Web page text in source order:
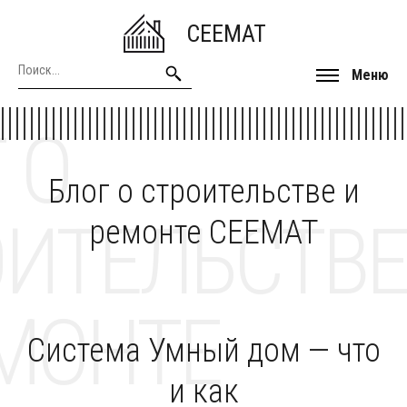
CEEMAT
Меню
Блог о строительстве и
ремонте CEEMAT
О
Система Умный дом — что
и как